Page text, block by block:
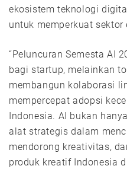
ekosistem teknologi
untuk memperkuat
“Peluncuran Semesta AI
bagi startup, melainkan
membangun kolaborasi
mempercepat adopsi
Indonesia. AI bukan
alat strategis dalam
mendorong kreativitas,
produk kreatif Indonesia